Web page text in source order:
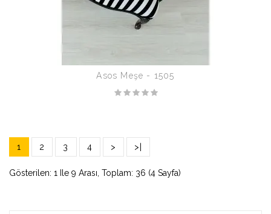
Asos Meşe - 1505
1 2 3 4 > >|
Gösterilen: 1 Ile 9 Arası, Toplam: 36 (4 Sayfa)